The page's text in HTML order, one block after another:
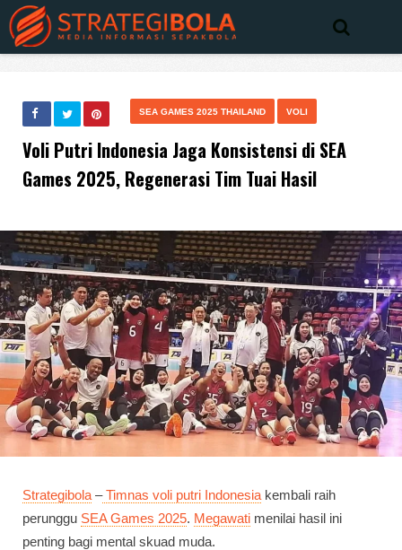
SEA GAMES 2025 THAILAND VOLI
Voli Putri Indonesia Jaga Konsistensi di SEA
Games 2025, Regenerasi Tim Tuai Hasil
Strategibola –Timnas voli putri Indonesia kembali raih
perunggu SEA Games 2025. Megawati menilai hasil ini
penting bagi mental skuad muda.